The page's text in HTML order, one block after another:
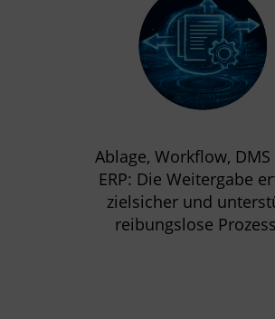
Ablage, Workflow,
ERP: Die Weitergabe
zielsicher und
reibungslose